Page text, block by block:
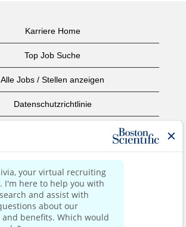
Karriere Home
Top Job Suche
Alle Jobs / Stellen anzeigen
Datenschutzrichtlinie
Urheberrecht
Kontaktieren Sie uns
home page